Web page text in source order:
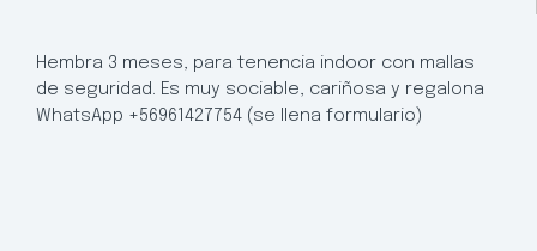
Hembra 3 meses, para tenencia indoor con mallas
de seguridad. Es muy sociable, cariñosa y regalona
WhatsApp +56961427754 (se llena formulario)